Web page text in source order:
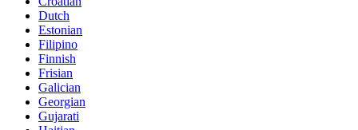
Dutch
Estonian
Filipino
Finnish
Frisian
Galician
Georgian
Gujarati